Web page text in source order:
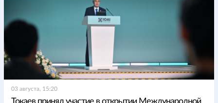
03 августа, 15:20